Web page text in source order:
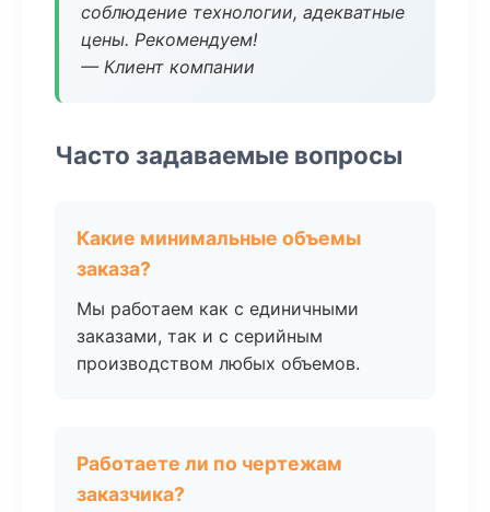
соблюдение технологии, адекватные
цены. Рекомендуем!
— Клиент компании
Часто задаваемые вопросы
Какие минимальные объемы
заказа?
Мы работаем как с единичными
заказами, так и с серийным
производством любых объемов.
Работаете ли по чертежам
заказчика?